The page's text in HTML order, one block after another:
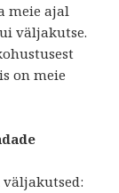
meie ajal
väljakutse.
on meie
väljakutsed: